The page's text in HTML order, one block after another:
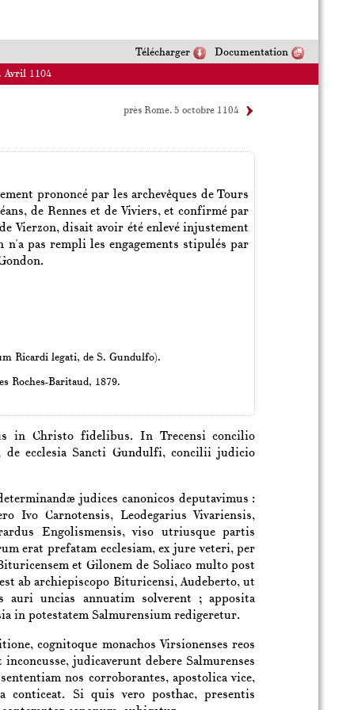
Documentation
Télécharger
Avril 1104
près Rome. 5 octobre 1104
prononcé par les archevêques de Tours
de Rennes et de Viviers, et confirmé par
Vierzon, disait avoir été enlevé injustement
n'a pas rempli les engagements stipulés par
Ricardi legati, de S. Gundulfo).
Roches-Baritaud, 1879.
in Christo fidelibus. In Trecensiconcilio
de ecclesia Sancti Gundulfi, concilii judicio
judices canonicos deputavimus :
Ivo Carnotensis, Leodegarius Vivariensis,
Engolismensis, viso utriusque partis
erat prefatam ecclesiam, ex jure veteri, per
etGilonem de Soliacomulto post
abarchiepiscopo Bituricensi,Audeberto, ut
auri uncias annuatim solverent ; apposita
in potestatem Salmurensiumredigeretur.
cognitoque monachos Virsionenses reos
judicaverunt debere Salmurenses
nos corroborantes, apostolica vice,
conticeat. Si quis vero posthac, presentis